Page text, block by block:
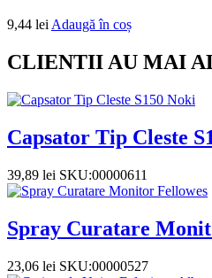
9,44 lei Adaugă în coș
CLIENTII AU MAI
Capsator Tip Cleste
39,89 lei SKU:00000611
Spray Curatare
23,06 lei SKU:00000527